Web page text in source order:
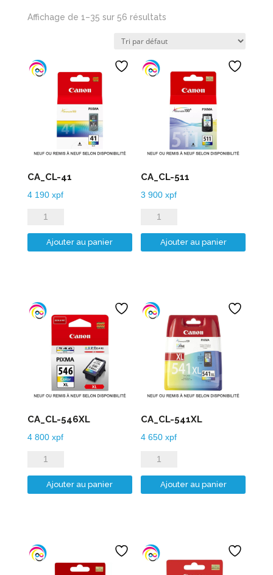
Affichage de 1–35 sur 56 résultats
CA_CL-41
4 190 xpf
quantité
de
CA_CL-
Ajouter au panier
CA_CL-511
3 900xpf
quantité
de
CA_CL-
Ajouter au panier
CA_CL-546XL
4 800 xpf
quantité
de
CA_CL-
Ajouter au panier
CA_CL-541XL
4 650xpf
quantité
de
CA_CL-
Ajouter au panier